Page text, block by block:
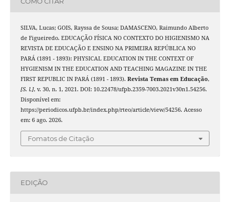
SILVA, Lucas; GOIS, Rayssa de Sousa; DAMASCENO, Raimundo Alberto
de Figueiredo. EDUCAÇÃO FÍSICA NO CONTEXTO DO HIGIENISMO NA
REVISTA DE EDUCAÇÃO E ENSINO NA PRIMEIRA REPÚBLICA NO
PARÁ (1891 - 1893): PHYSICAL EDUCATION IN THE CONTEXT OF
HYGIENISM IN THE EDUCATION AND TEACHING MAGAZINE IN THE
FIRST REPUBLIC IN PARÁ (1891 - 1893). Revista Temas em Educação,
[S. l.], v. 30, n. 1, 2021. DOI: 10.22478/ufpb.2359-7003.2021v30n1.54256.
Disponível em:
https://periodicos.ufpb.br/index.php/rteo/article/view/54256. Acesso
em: 6 ago. 2026.
Fomatos de Citação
EDIÇÃO